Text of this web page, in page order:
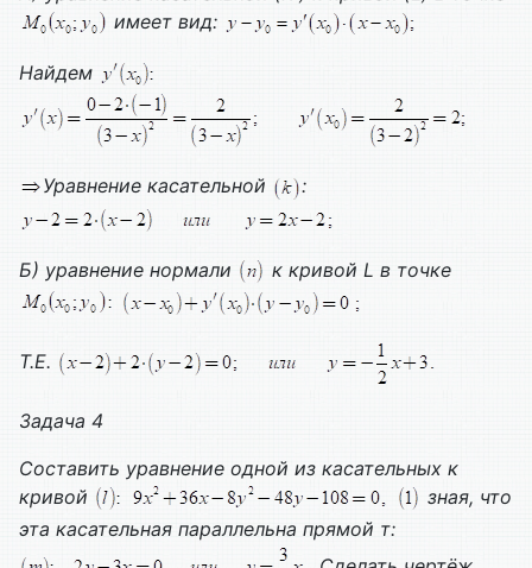
имеет вид:
Найдем
Уравнение касательной :
Б) уравнение нормали к кривой L в точке
Т.E.
Задача 4
Составить уравнение одной из касательных к
кривой
зная, что
эта касательная параллельна прямой т: